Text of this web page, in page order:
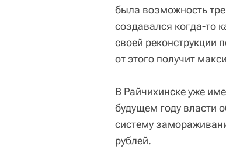
была возможность
создавался когда-то
своей реконструкции
от этого получит
В Райчихинске уже
будущем году власти
систему
рублей.